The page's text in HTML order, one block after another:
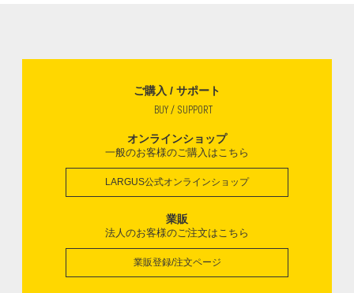
ご購入 / サポート
BUY / SUPPORT
オンラインショップ
一般のお客様のご購入はこちら
LARGUS公式オンラインショップ
業販
法人のお客様のご注文はこちら
業販登録/注文ページ